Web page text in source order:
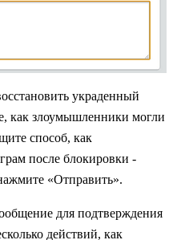
украденный
как злоумышленники могли
способ, как
после блокировки -
«Отправить».
для подтверждения
действий, как